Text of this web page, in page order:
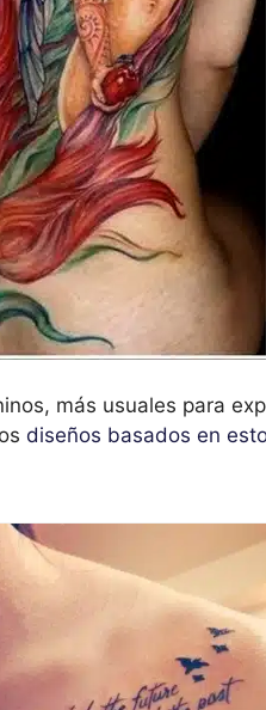
más usuales para
diseños basados en